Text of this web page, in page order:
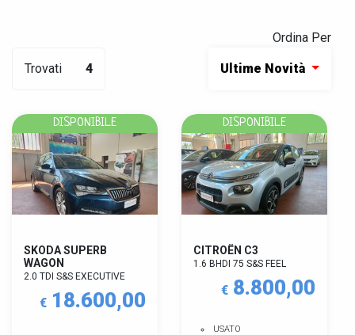
Trovati 4
Ordina Per
Ultime Novità
DISPONIBILE
SKODA SUPERB
WAGON
2.0 TDI S&S EXECUTIVE
€18.600,00
DISPONIBILE
CITROËN C3
1.6 BHDI 75 S&S FEEL
€8.800,00
USATO